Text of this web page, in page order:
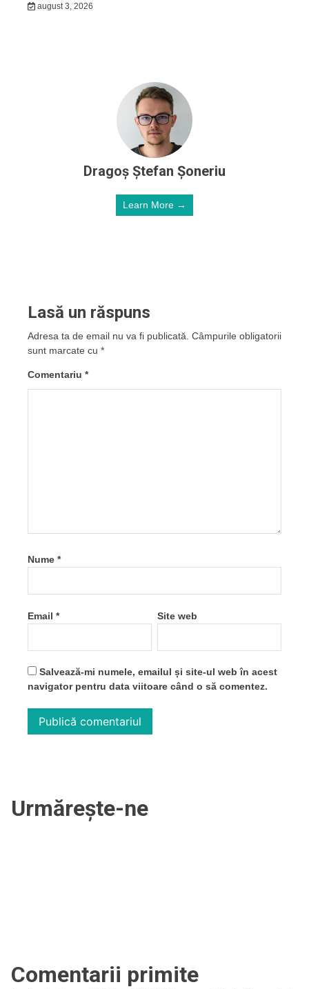
august 3, 2026
Dragoş Ştefan Șoneriu
Learn More →
Lasă un răspuns
Adresa ta de email nu va fi publicată. Câmpurile obligatorii
sunt marcate cu *
Comentariu *
Nume *
Email * Site web
Salvează-mi numele, emailul și site-ul web în acest
navigator pentru data viitoare când o să comentez.
Urmărește-ne
Comentarii primite